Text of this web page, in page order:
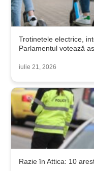
Trotinetele electrice,
Parlamentul votează
iulie 21, 2026
Razie în Attica: 10